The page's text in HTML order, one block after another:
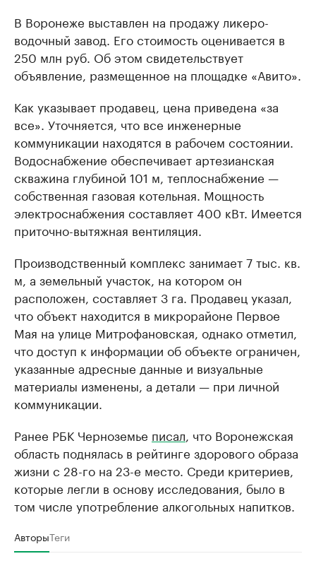
В Воронеже выставлен на продажу ликеро-
водочный завод. Его стоимость оценивается в
250 млн руб. Об этом свидетельствует
объявление, размещенное на площадке «Авито».
Как указывает продавец, цена приведена «за
все». Уточняется, что все инженерные
коммуникации находятся в рабочем состоянии.
Водоснабжение обеспечивает артезианская
скважина глубиной 101 м, теплоснабжение —
собственная газовая котельная. Мощность
электроснабжения составляет 400 кВт. Имеется
приточно-вытяжная вентиляция.
Производственный комплекс занимает 7 тыс. кв.
м, а земельный участок, на котором он
расположен, составляет 3 га. Продавец указал,
что объект находится в микрорайоне Первое
Мая на улице Митрофановская, однако отметил,
что доступ к информации об объекте ограничен,
указанные адресные данные и визуальные
материалы изменены, а детали — при личной
коммуникации.
Ранее РБК Черноземье писал, что Воронежская
область поднялась в рейтинге здорового образа
жизни с 28-го на 23-е место. Среди критериев,
которые легли в основу исследования, было в
том числе употребление алкогольных напитков.
АвторыТеги